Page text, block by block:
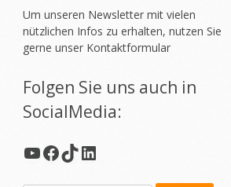
Um unseren Newsletter mit vielen
nützlichen Infos zu erhalten, nutzen Sie
gerne unser Kontaktformular
Folgen Sie uns auch in
SocialMedia:
YouTube
Facebook
TikTok
LinkedIn